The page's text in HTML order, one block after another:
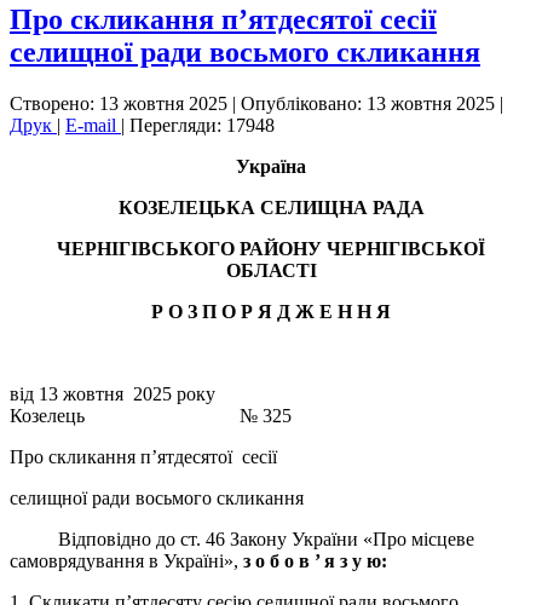
Про скликання п’ятдесятої сесії
селищної ради восьмого скликання
Створено: 13 жовтня 2025 | Опубліковано: 13 жовтня 2025 |
Друк | E-mail | Перегляди: 17948
Україна
КОЗЕЛЕЦЬКА СЕЛИЩНА РАДА
ЧЕРНІГІВСЬКОГО РАЙОНУ ЧЕРНІГІВСЬКОЇ
ОБЛАСТІ
Р О З П О Р Я Д Ж Е Н Н Я
від 13 жовтня 2025 року
Козелець № 325
Про скликання п’ятдесятої сесії
селищної ради восьмого скликання
Відповідно до ст. 46 Закону України «Про місцеве
самоврядування в Україні», з о б о в ’ я з у ю: